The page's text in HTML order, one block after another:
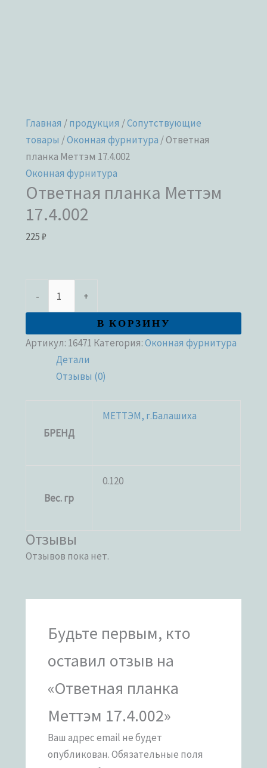
Главная /продукция /Сопутствующие
товары /Оконная фурнитура / Ответная
планка Меттэм 17.4.002
Оконная фурнитура
Ответная планка Меттэм
17.4.002
225₽
- +
В КОРЗИНУ
Артикул: 16471 Категория:Оконная фурнитура
Детали
Отзывы (0)
БРЕНД
МЕТТЭМ, г.Балашиха
Вес. гр
0.120
Отзывы
Отзывов пока нет.
Будьте первым, кто
оставил отзыв на
«Ответная планка
Меттэм 17.4.002»
Ваш адрес email не будет
опубликован.Обязательные поля